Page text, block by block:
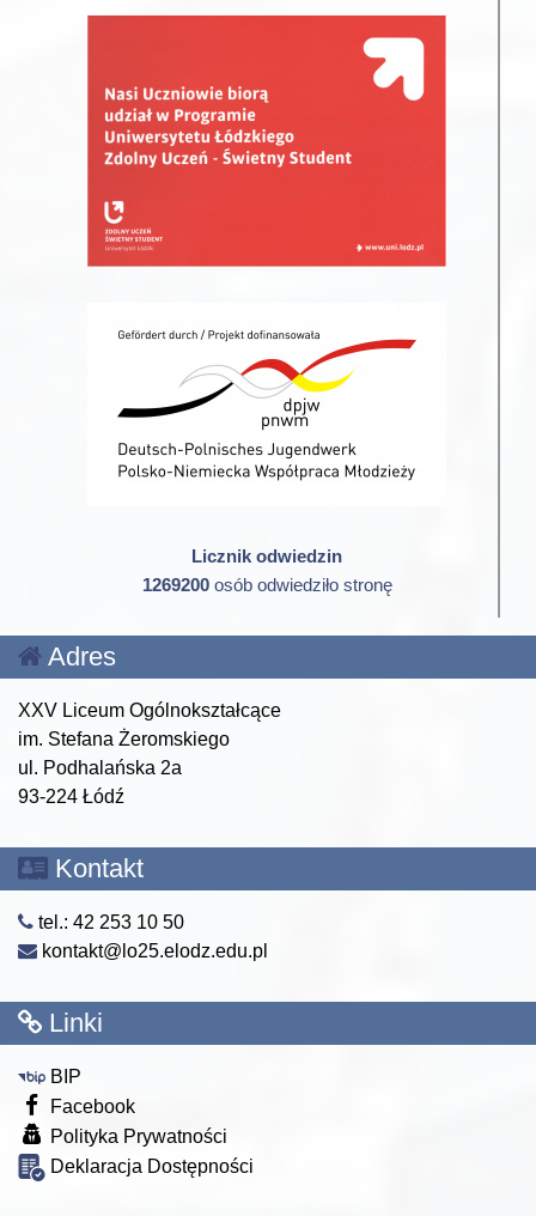
Licznik odwiedzin
1269200osób odwiedziło stronę
Adres
XXV Liceum Ogólnokształcące
im. Stefana Żeromskiego
ul. Podhalańska 2a
93-224 Łódź
Kontakt
tel.: 42 253 10 50
kontakt@lo25.elodz.edu.pl
Linki
BIP
Facebook
Polityka Prywatności
Deklaracja Dostępności